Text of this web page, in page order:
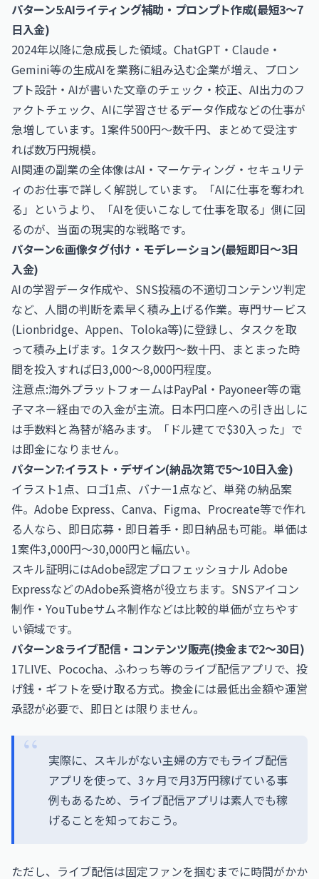
パターン5:AIライティング補助・プロンプト作成(最短3〜7
日入金)
2024年以降に急成長した領域。ChatGPT・Claude・
Gemini等の生成AIを業務に組み込む企業が増え、プロン
プト設計・AIが書いた文章のチェック・校正、AI出力のフ
ァクトチェック、AIに学習させるデータ作成などの仕事が
急増しています。1案件500円〜数千円、まとめて受注す
れば数万円規模。
AI関連の副業の全体像はAI・マーケティング・セキュリテ
ィのお仕事で詳しく解説しています。「AIに仕事を奪われ
る」というより、「AIを使いこなして仕事を取る」側に回
るのが、当面の現実的な戦略です。
パターン6:画像タグ付け・モデレーション(最短即日〜3日
入金)
AIの学習データ作成や、SNS投稿の不適切コンテンツ判定
など、人間の判断を素早く積み上げる作業。専門サービス
(Lionbridge、Appen、Toloka等)に登録し、タスクを取
って積み上げます。1タスク数円〜数十円、まとまった時
間を投入すれば日3,000〜8,000円程度。
注意点:海外プラットフォームはPayPal・Payoneer等の電
子マネー経由での入金が主流。日本円口座への引き出しに
は手数料と為替が絡みます。「ドル建てで$30入った」で
は即金になりません。
パターン7:イラスト・デザイン(納品次第で5〜10日入金)
イラスト1点、ロゴ1点、バナー1点など、単発の納品案
件。Adobe Express、Canva、Figma、Procreate等で作れ
る人なら、即日応募・即日着手・即日納品も可能。単価は
1案件3,000円〜30,000円と幅広い。
スキル証明にはAdobe認定プロフェッショナル Adobe
ExpressなどのAdobe系資格が役立ちます。SNSアイコン
制作・YouTubeサムネ制作などは比較的単価が立ちやす
い領域です。
パターン8:ライブ配信・コンテンツ販売(換金まで2〜30日)
17LIVE、Pococha、ふわっち等のライブ配信アプリで、投
げ銭・ギフトを受け取る方式。換金には最低出金額や運営
承認が必要で、即日とは限りません。
実際に、スキルがない主婦の方でもライブ配信
アプリを使って、3ヶ月で月3万円稼げている事
例もあるため、ライブ配信アプリは素人でも稼
げることを知っておこう。
ただし、ライブ配信は固定ファンを掴むまでに時間がかか